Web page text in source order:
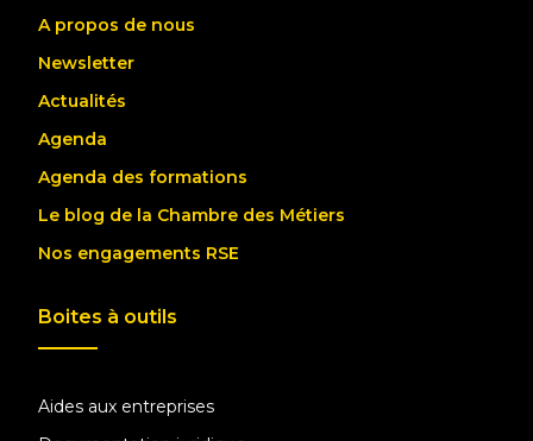
A propos de nous
Newsletter
Actualités
Agenda
Agenda des formations
Le blog de la Chambre des Métiers
Nos engagements RSE
Boites à outils
Aides aux entreprises